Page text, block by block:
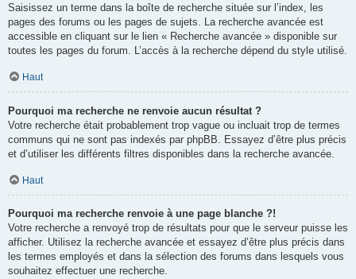
Saisissez un terme dans la boîte de recherche située sur l’index, les
pages des forums ou les pages de sujets. La recherche avancée est
accessible en cliquant sur le lien « Recherche avancée » disponible sur
toutes les pages du forum. L’accès à la recherche dépend du style utilisé.
Haut
Pourquoi ma recherche ne renvoie aucun résultat ?
Votre recherche était probablement trop vague ou incluait trop de termes
communs qui ne sont pas indexés par phpBB. Essayez d’être plus précis
et d’utiliser les différents filtres disponibles dans la recherche avancée.
Haut
Pourquoi ma recherche renvoie à une page blanche ?!
Votre recherche a renvoyé trop de résultats pour que le serveur puisse les
afficher. Utilisez la recherche avancée et essayez d’être plus précis dans
les termes employés et dans la sélection des forums dans lesquels vous
souhaitez effectuer une recherche.